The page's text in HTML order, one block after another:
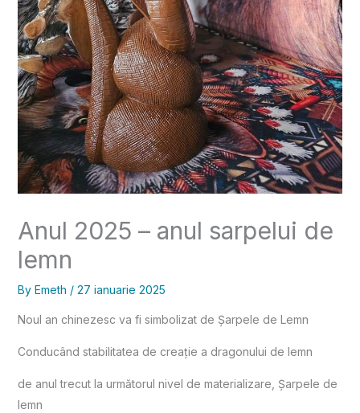
Anul 2025 – anul sarpelui de
lemn
By Emeth / 27 ianuarie 2025
Noul an chinezesc va fi simbolizat de Șarpele de Lemn
Conducând stabilitatea de creație a dragonului de lemn
de anul trecut la următorul nivel de materializare, Șarpele de
lemn